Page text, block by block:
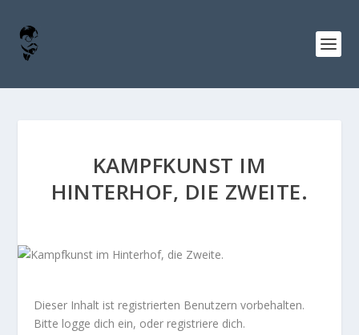
KAMPFKUNST IM
HINTERHOF, DIE ZWEITE.
Dieser Inhalt ist registrierten Benutzern vorbehalten.
Bitte logge dich ein, oder registriere dich.